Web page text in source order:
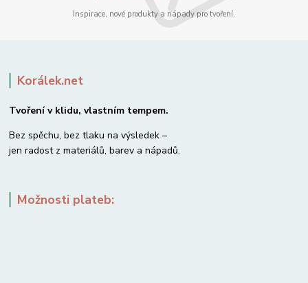
Inspirace, nové produkty a nápady pro tvoření.
Korálek.net
Tvoření v klidu, vlastním tempem.
Bez spěchu, bez tlaku na výsledek –
jen radost z materiálů, barev a nápadů.
Možnosti plateb: